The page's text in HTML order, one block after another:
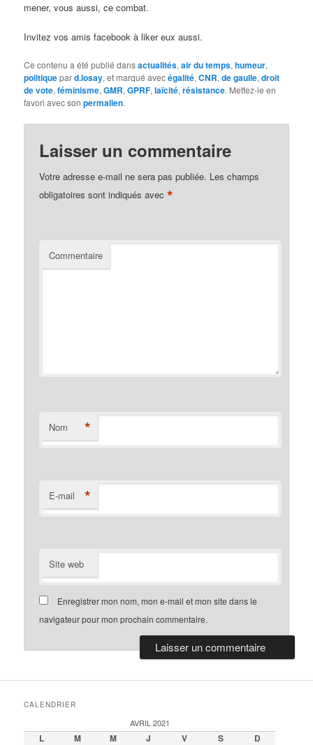
mener, vous aussi, ce combat.
Invitez vos amis facebook à liker eux aussi.
Ce contenu a été publié dansactualités,air du temps,humeur,
politiquepard.losay, et marqué avecégalité,CNR,de gaulle,droit
de vote,féminisme,GMR,GPRF,laïcité,résistance. Mettez-le en
favori avec sonpermalien.
Laisser un commentaire
Votre adresse e-mail ne sera pas publiée. Les champs
obligatoires sont indiqués avec*
Commentaire
Nom *
E-mail *
Site web
Enregistrer mon nom, mon e-mail et mon site dans le
navigateur pour mon prochain commentaire.
CALENDRIER
AVRIL 2021
L M M J V S D